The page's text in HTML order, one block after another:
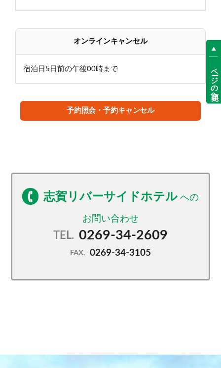
オンラインキャンセル
宿泊日5日前の午後00時まで
予約照会・予約キャンセル
志賀リバーサイドホテル
TEL. 0269-34-2609
FAX. 0269-34-3105
ページの先頭へ